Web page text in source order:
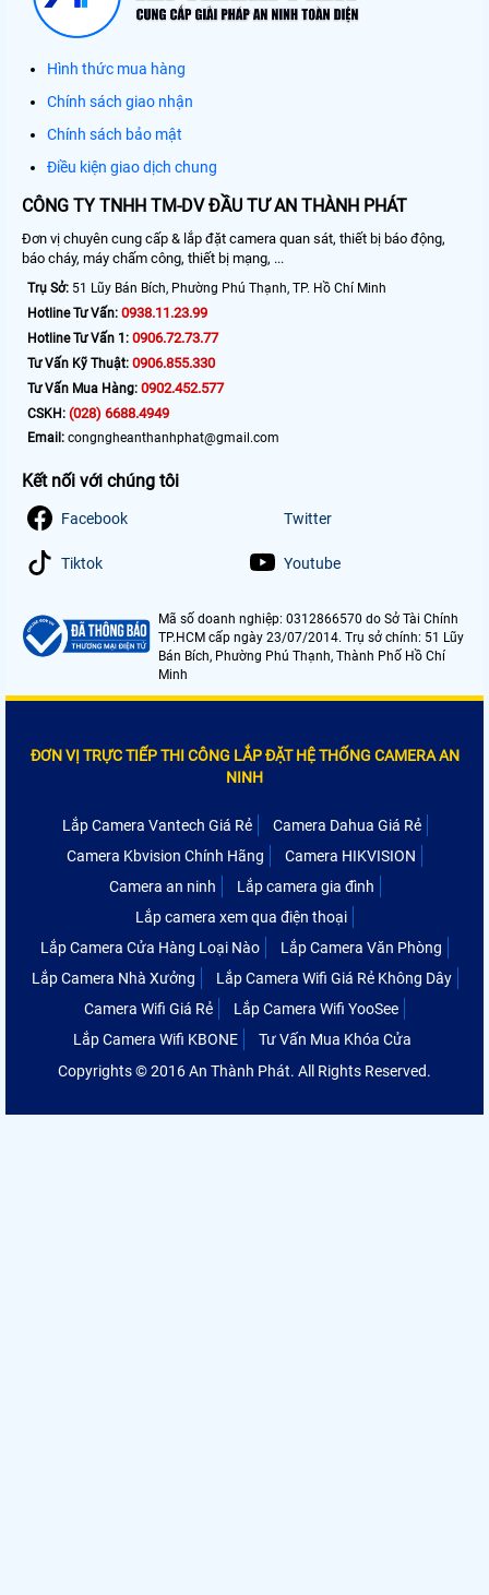
Hình thức mua hàng
Chính sách giao nhận
Chính sách bảo mật
Điều kiện giao dịch chung
CÔNG TY TNHH TM-DV ĐẦU TƯ AN THÀNH PHÁT
Đơn vị chuyên cung cấp & lắp đặt camera quan sát, thiết bị báo động,
báo cháy, máy chấm công, thiết bị mạng, ...
Trụ Sở: 51 Lũy Bán Bích, Phường Phú Thạnh, TP. Hồ Chí Minh
Hotline Tư Vấn: 0938.11.23.99
Hotline Tư Vấn 1: 0906.72.73.77
Tư Vấn Kỹ Thuật: 0906.855.330
Tư Vấn Mua Hàng: 0902.452.577
CSKH: (028) 6688.4949
Email: congngheanthanhphat@gmail.com
Kết nối với chúng tôi
Facebook Twitter
Tiktok Youtube
Mã số doanh nghiệp: 0312866570 do Sở Tài Chính
TP.HCM cấp ngày 23/07/2014. Trụ sở chính: 51 Lũy
Bán Bích, Phường Phú Thạnh, Thành Phố Hồ Chí
Minh
ĐƠN VỊ TRỰC TIẾP THI CÔNG LẮP ĐẶT HỆ THỐNG CAMERA AN
NINH
Lắp Camera Vantech Giá Rẻ
Camera Dahua Giá Rẻ
Camera Kbvision Chính Hãng
Camera HIKVISION
Camera an ninh
Lắp camera gia đình
Lắp camera xem qua điện thoại
Lắp Camera Cửa Hàng Loại Nào
Lắp Camera Văn Phòng
Lắp Camera Nhà Xưởng
Lắp Camera Wifi Giá Rẻ Không Dây
Camera Wifi Giá Rẻ
Lắp Camera Wifi YooSee
Lắp Camera Wifi KBONE
Tư Vấn Mua Khóa Cửa
Copyrights © 2016 An Thành Phát. All Rights Reserved.